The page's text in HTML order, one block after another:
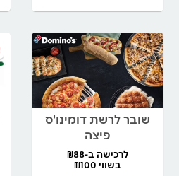
שובר לרשת דומינו'ס
פיצה
לרכישה ב-₪88
בשווי ₪100